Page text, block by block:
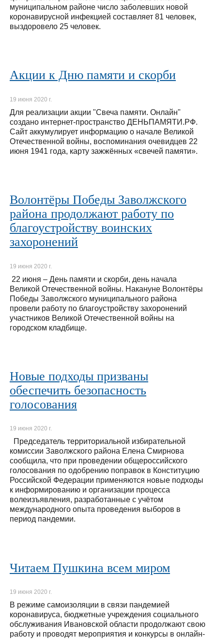
муниципальном районе число заболевших новой
коронавирусной инфекцией составляет 81 человек,
выздоровело 25 человек.
Акции к Дню памяти и скорби
19 июня 2020 г.
Для реализации акции "Свеча памяти. Онлайн"
создано интернет-пространство ДЕНЬПАМЯТИ.РФ.
Сайт аккумулирует информацию о начале Великой
Отечественной войны, воспоминания очевидцев 22
июня 1941 года, карту зажжённых «свечей памяти».
Волонтёры Победы Заволжского
района продолжают работу по
благоустройству воинских
захоронений
19 июня 2020 г.
22 июня – День памяти и скорби, день начала
Великой Отечественной войны. Накануне Волонтёры
Победы Заволжского муниципального района
провели работу по благоустройству захоронений
участников Великой Отечественной войны на
городском кладбище.
Новые подходы призваны
обеспечить безопасность
голосования
19 июня 2020 г.
Председатель территориальной избирательной
комиссии Заволжского района Елена Смирнова
сообщила, что при проведении общероссийского
голосования по одобрению поправок в Конституцию
Российской Федерации применяются новые подходы
к информированию и организации процесса
волеизъявления, разработанные с учётом
международного опыта проведения выборов в
период пандемии.
Читаем Пушкина всем миром
19 июня 2020 г.
В режиме самоизоляции в связи пандемией
коронавируса, бюджетные учреждения социального
обслуживания Ивановской области продолжают свою
работу и проводят мероприятия и конкурсы в онлайн-